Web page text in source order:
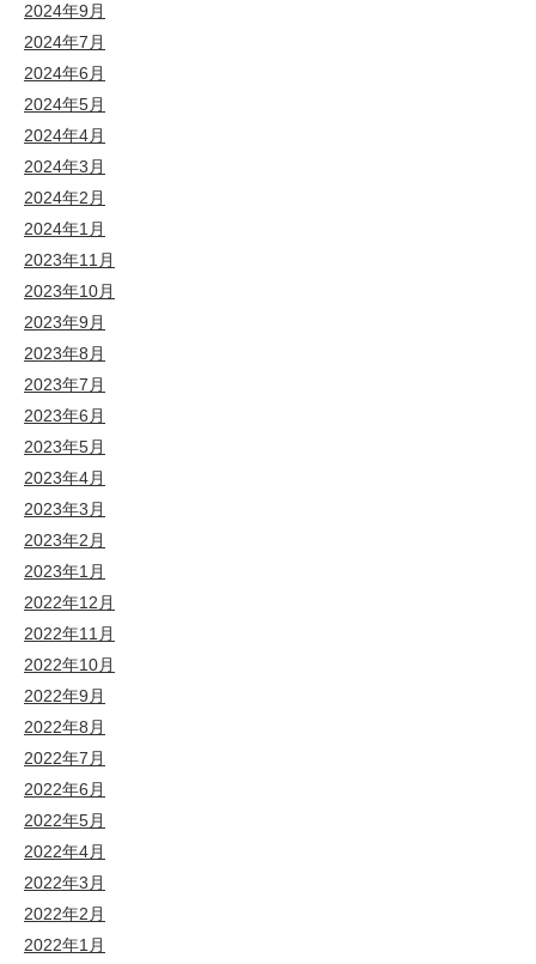
2024年9月
2024年7月
2024年6月
2024年5月
2024年4月
2024年3月
2024年2月
2024年1月
2023年11月
2023年10月
2023年9月
2023年8月
2023年7月
2023年6月
2023年5月
2023年4月
2023年3月
2023年2月
2023年1月
2022年12月
2022年11月
2022年10月
2022年9月
2022年8月
2022年7月
2022年6月
2022年5月
2022年4月
2022年3月
2022年2月
2022年1月